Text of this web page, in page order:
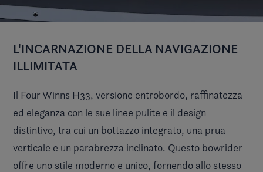
L'INCARNAZIONE DELLA NAVIGAZIONE
ILLIMITATA
Il Four Winns H33, versione entrobordo, raffinatezza
ed eleganza con le sue linee pulite e il design
distintivo, tra cui un bottazzo integrato, una prua
verticale e un parabrezza inclinato. Questo bowrider
offre uno stile moderno e unico, fornendo allo stesso